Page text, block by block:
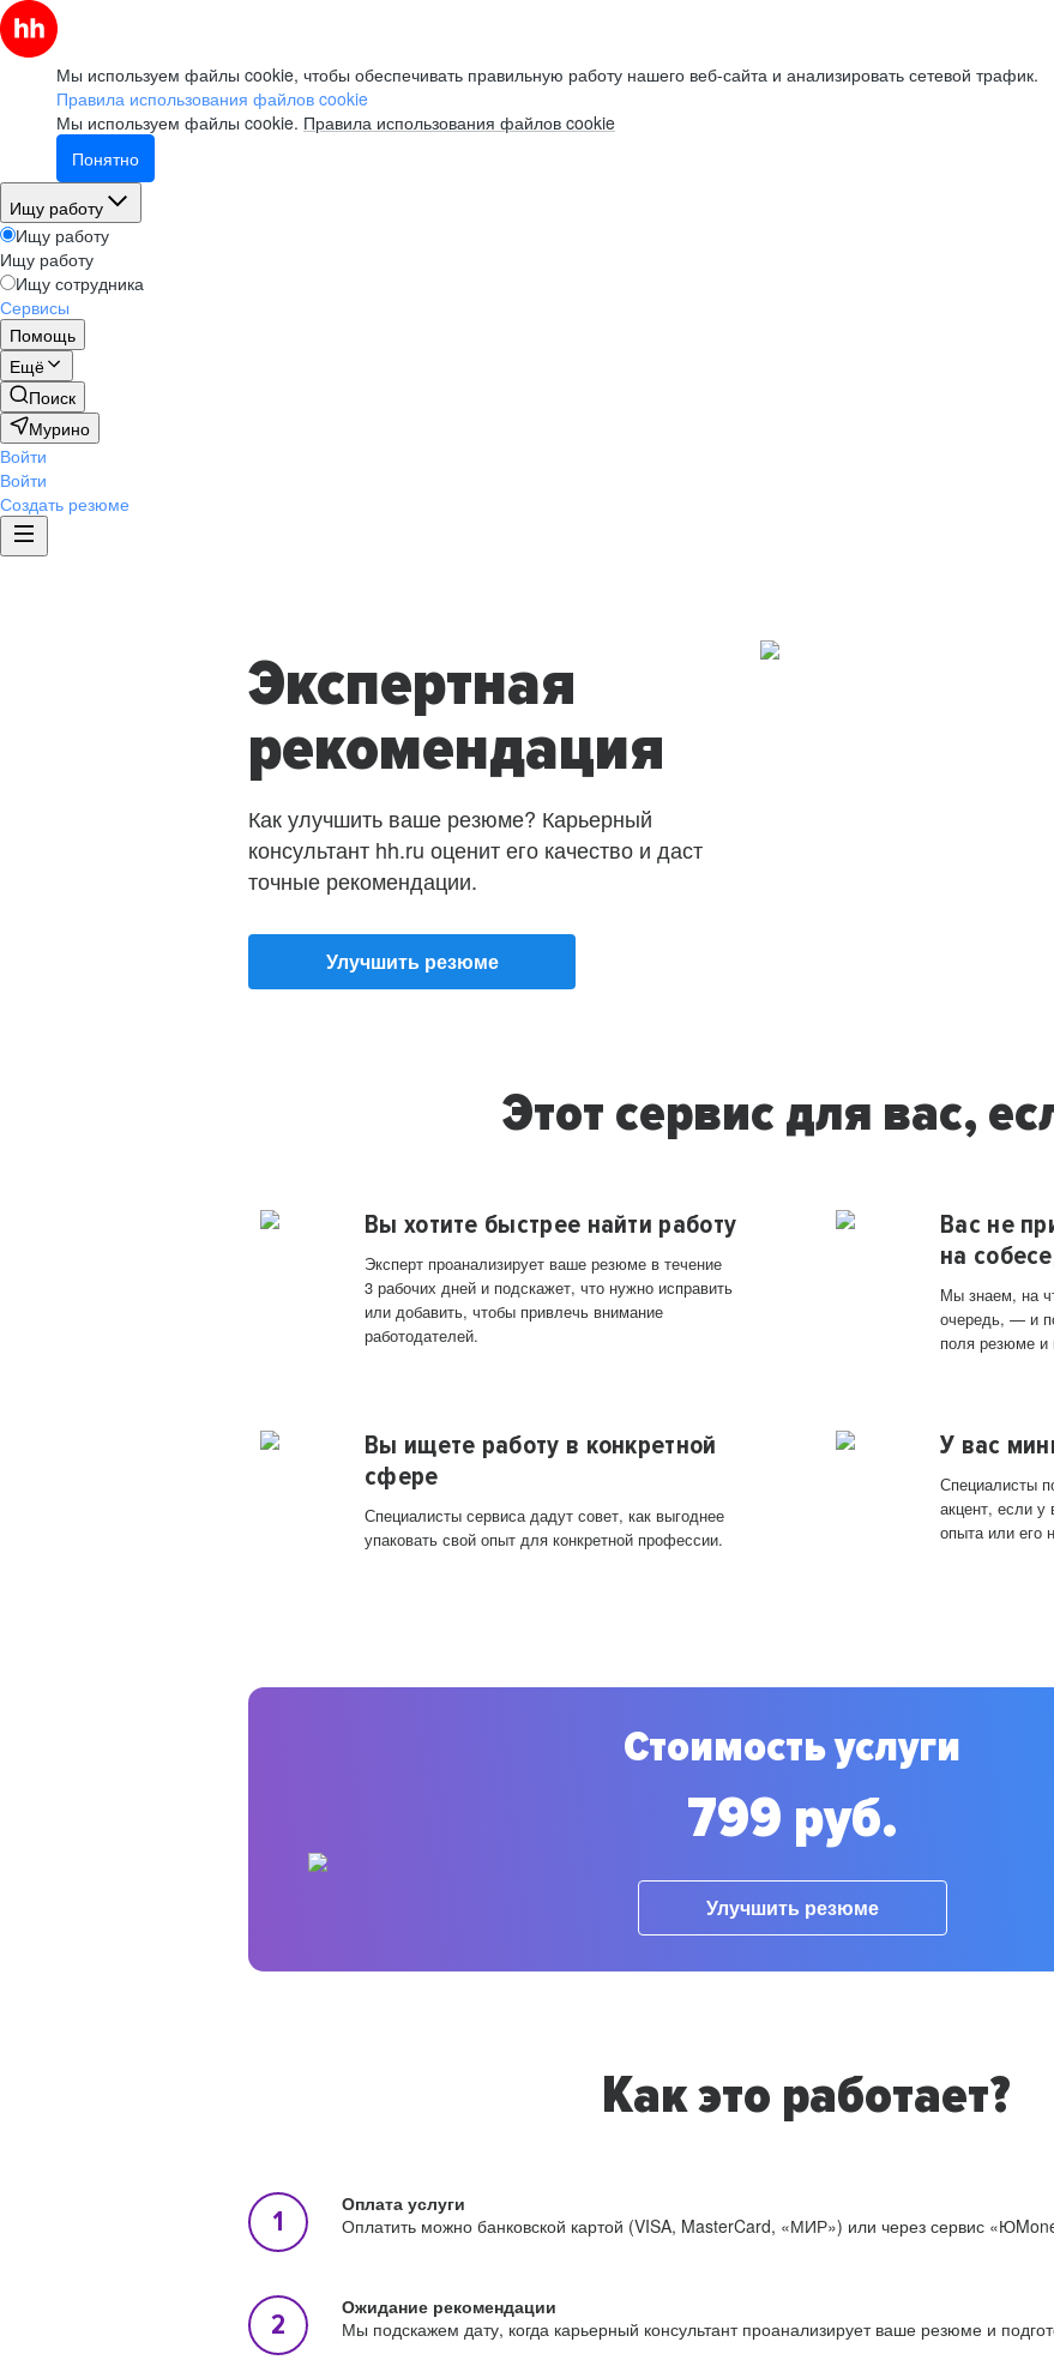
Мы используем файлы cookie, чтобы обеспечивать правильную работу нашего веб-сайта и анализировать сетевой трафик.
Правила использования файлов cookie
Мы используем файлы cookie. Правила использования файлов cookie
Понятно
Ищу работу
Ищу работу
Ищу работу
Ищу сотрудника
Сервисы
Помощь
Ещё
Поиск
Мурино
Войти
Войти
Создать резюме
Экспертная
рекомендация
Как улучшить ваше резюме? Карьерный
консультант hh.ru оценит его качество и даст
точные рекомендации.
Улучшить резюме
Этот сервис для вас,
Вы хотите быстрее найти работу
Эксперт проанализирует ваше резюме в течение
3 рабочих дней и подскажет, что нужно исправить
или добавить, чтобы привлечь внимание
работодателей.
Вас не
на
Мы знаем, на
очередь, — и
поля резюме и
Вы ищете работу в конкретной
сфере
Специалисты сервиса дадут совет, как выгоднее
упаковать свой опыт для конкретной профессии.
У вас
Специалисты
акцент, если
опыта или его
Стоимость услуги
799 руб.
Улучшить резюме
Как это работает?
Оплата услуги
Оплатить можно банковской картой (VISA, MasterCard, «МИР») или через сервис
Ожидание рекомендации
Мы подскажем дату, когда карьерный консультант проанализирует ваше резюме и